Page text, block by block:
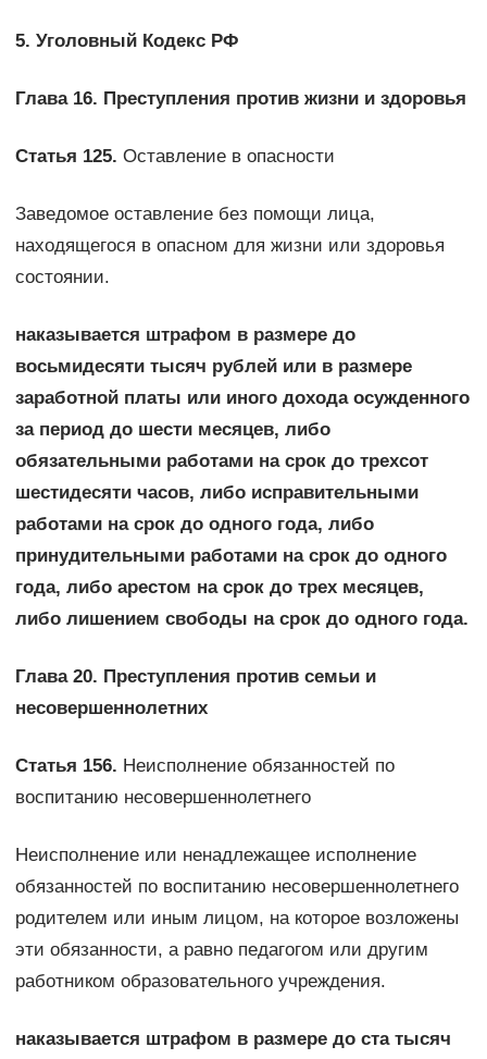
5. Уголовный Кодекс РФ
Глава 16. Преступления против жизни и здоровья
Статья 125. Оставление в опасности
Заведомое оставление без помощи лица,
находящегося в опасном для жизни или здоровья
состоянии.
наказывается штрафом в размере до
восьмидесяти тысяч рублей или в размере
заработной платы или иного дохода осужденного
за период до шести месяцев, либо
обязательными работами на срок до трехсот
шестидесяти часов, либо исправительными
работами на срок до одного года, либо
принудительными работами на срок до одного
года, либо арестом на срок до трех месяцев,
либо лишением свободы на срок до одного года.
Глава 20. Преступления против семьи и
несовершеннолетних
Статья 156. Неисполнение обязанностей по
воспитанию несовершеннолетнего
Неисполнение или ненадлежащее исполнение
обязанностей по воспитанию несовершеннолетнего
родителем или иным лицом, на которое возложены
эти обязанности, а равно педагогом или другим
работником образовательного учреждения.
наказывается штрафом в размере до ста тысяч